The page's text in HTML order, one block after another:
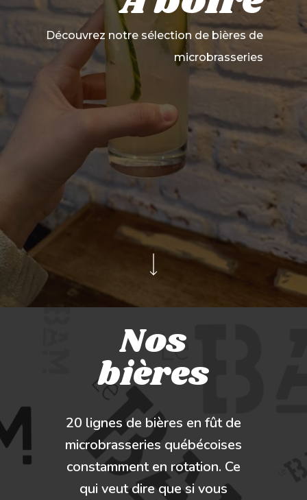
Découvrez notre sélection de bières de
microbrasseries
Nos
bières
20 lignes de bières en fût de
microbrasseries québécoises
constamment en rotation. Ce
qui veut dire que si vous